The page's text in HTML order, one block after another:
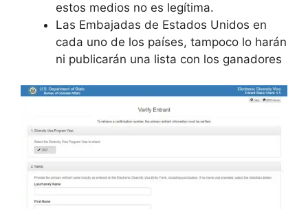
estos medios no es legítima.
Las Embajadas de Estados Unidos en
cada uno de los países, tampoco lo harán
ni publicarán una lista con los ganadores